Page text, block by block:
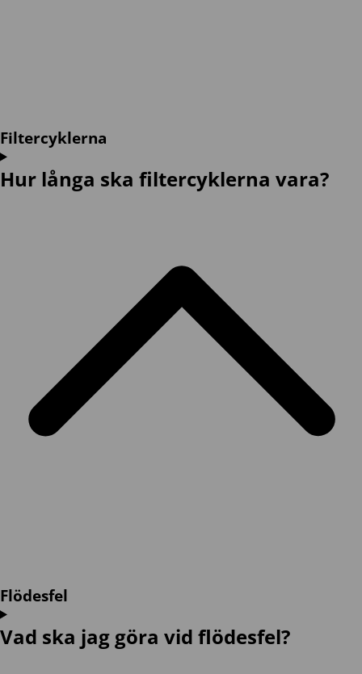
Filtercyklerna
Hur långa ska filtercyklerna vara?
Flödesfel
Vad ska jag göra vid flödesfel?